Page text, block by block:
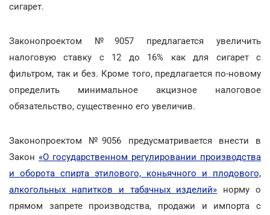
сигарет.
Законопроектом №9057 предлагается увеличить
налоговую ставку с 12 до 16% как для сигарет с
фильтром, так и без. Кроме того, предлагается по-новому
определить минимальное акцизное налоговое
обязательство, существенно его увеличив.
Законопроектом №9056 предусматривается внести в
Закон «О государственном регулировании производства
и оборота спирта этилового, коньячного и плодового,
алкогольных напитков и табачных изделий» норму о
прямом запрете производства, продажи и импорта с